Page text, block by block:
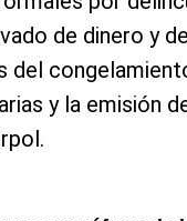
de dinero y
del
y la emisión